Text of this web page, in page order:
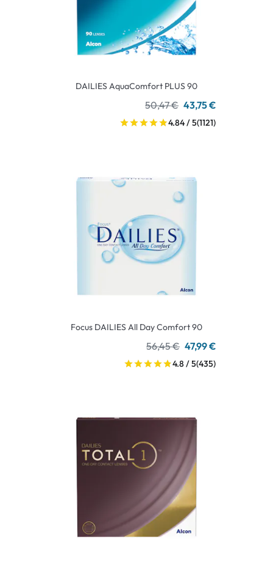
DAILIES AquaComfort PLUS 90
50,47 € 43,75 €
4.84 / 5(1121)
Focus DAILIES All Day Comfort 90
56,45 € 47,99 €
4.8 / 5(435)